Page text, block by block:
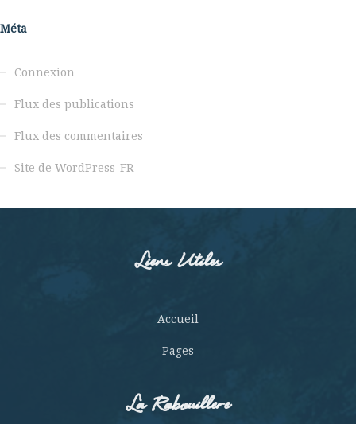
Méta
Connexion
Flux des publications
Flux des commentaires
Site de WordPress-FR
Liens Utiles
Accueil
Pages
La Rabouillere